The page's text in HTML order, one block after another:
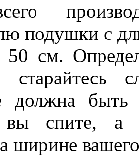
подушки с
см.
старайтесь
должна
вы спите, а
ширине